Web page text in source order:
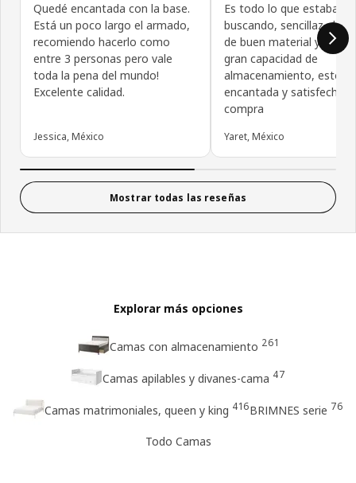
Quedé encantada con la base.
Está un poco largo el armado,
recomiendo hacerlo como
entre 3 personas pero vale
toda la pena del mundo!
Excelente calidad.
Jessica, México
Es todo lo que estaba
buscando, sencillaz
de buen material y con
gran capacidad de
almacenamiento, estoy
encantada y satisfecha
compra
Yaret, México
Mostrar todas las reseñas
Explorar más opciones
Camas con almacenamiento 261
Camas apilables y divanes-cama 47
Camas matrimoniales, queen y king 416BRIMNES serie 76
Todo Camas